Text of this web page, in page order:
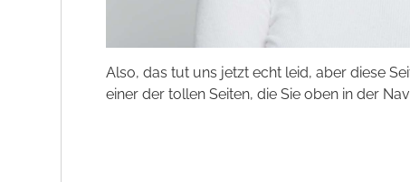
Also, das tut uns jetzt echt leid, aber diese
einer der tollen Seiten, die Sie oben in der